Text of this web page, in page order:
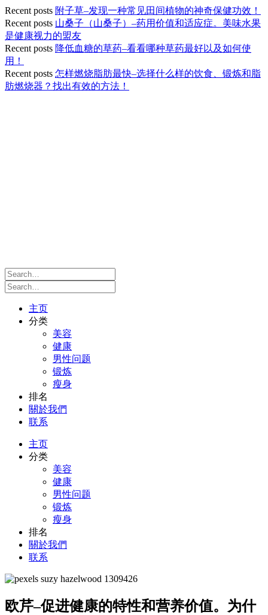
Recent posts 附子草–发现一种常见田间植物的神奇保健功效！
Recent posts 山桑子（山桑子）–药用价值和适应症。美味水果
是健康视力的盟友
Recent posts 降低血糖的草药–看看哪种草药最好以及如何使
用！
Recent posts 怎样燃烧脂肪最快–选择什么样的饮食、锻炼和脂
肪燃烧器？找出有效的方法！
主页
分类
美容
健康
男性问题
锻炼
瘦身
排名
關於我們
联系
主页
分类
美容
健康
男性问题
锻炼
瘦身
排名
關於我們
联系
欧芹–促进健康的特性和营养价值。为什